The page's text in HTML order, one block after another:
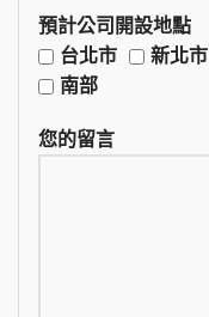
預計公司開設地點
台北市
新北市
南部
您的留言